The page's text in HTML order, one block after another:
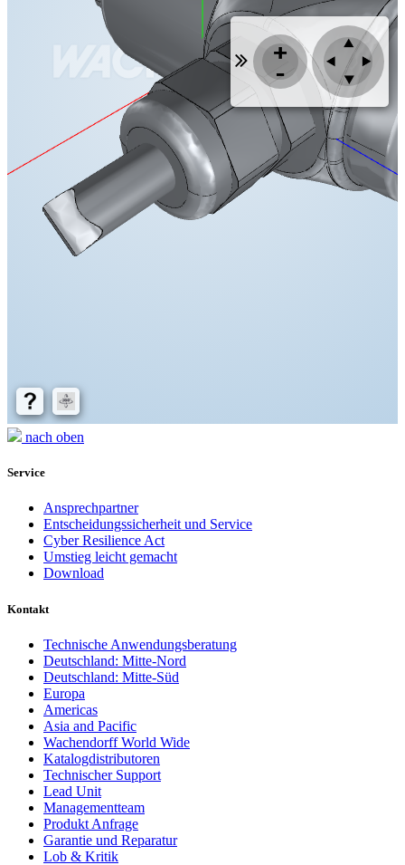
nach oben
Service
Ansprechpartner
Entscheidungssicherheit und Service
Cyber Resilience Act
Umstieg leicht gemacht
Download
Kontakt
Technische Anwendungsberatung
Deutschland: Mitte-Nord
Deutschland: Mitte-Süd
Europa
Americas
Asia and Pacific
Wachendorff World Wide
Katalogdistributoren
Technischer Support
Lead Unit
Managementteam
Produkt Anfrage
Garantie und Reparatur
Lob & Kritik